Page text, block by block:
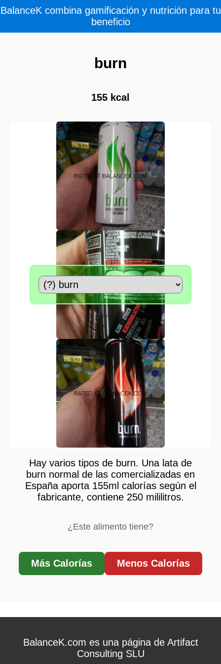
BalanceK combina gamificación y nutrición para tu
beneficio
burn
155 kcal
Hay varios tipos de burn. Una lata de
burn normal de las comercializadas en
España aporta 155ml calorías según el
fabricante, contiene 250 mililitros.
¿Este alimento tiene?
Más Calorías Menos Calorías
BalanceK.com es una página de Artifact
Consulting SLU